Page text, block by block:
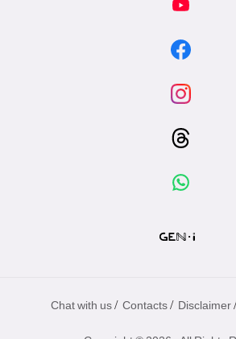
Chat with us / Contacts / Disclaimer